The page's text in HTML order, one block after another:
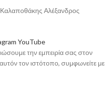
Αλέξανδρος
YouTube
την εμπειρία σας στον
τον ιστότοπο, συμφωνείτε με